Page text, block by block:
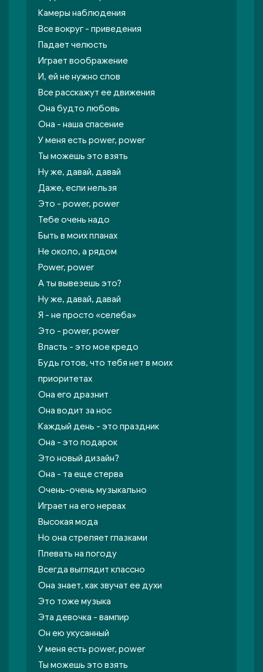
Камеры наблюдения
Все вокруг - приведения
Падает челюсть
Играет воображение
И, ей не нужно слов
Все расскажут ее движения
Она будто любовь
Она - наша спасение
У меня есть power, power
Ты можешь это взять
Ну же, давай, давай
Даже, если нельзя
Это - power, power
Тебе очень надо
Быть в моих планах
Не около, а рядом
Power, power
А ты вывезешь это?
Ну же, давай, давай
Я - не просто «селеба»
Это - power, power
Власть - это мое кредо
Будь готов, что тебя нет в моих
приоритетах
Она его дразнит
Она водит за нос
Каждый день - это праздник
Она - это подарок
Это новый дизайн?
Она - та еще стерва
Очень-очень музыкально
Играет на его нервах
Высокая мода
Но она стреляет глазками
Плевать на погоду
Всегда выглядит классно
Она знает, как звучат ее духи
Это тоже музыка
Эта девочка - вампир
Он ею укусанный
У меня есть power, power
Ты можешь это взять